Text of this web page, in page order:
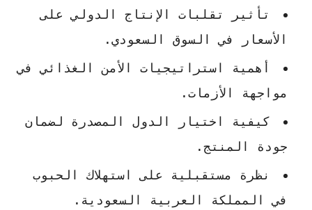
تأثير تقلبات الإنتاج الدولي على
الأسعار في السوق السعودي.
أهمية استراتيجيات الأمن الغذائي في
مواجهة الأزمات.
كيفية اختيار الدول المصدرة لضمان
جودة المنتج.
نظرة مستقبلية على استهلاك الحبوب
في المملكة العربية السعودية.